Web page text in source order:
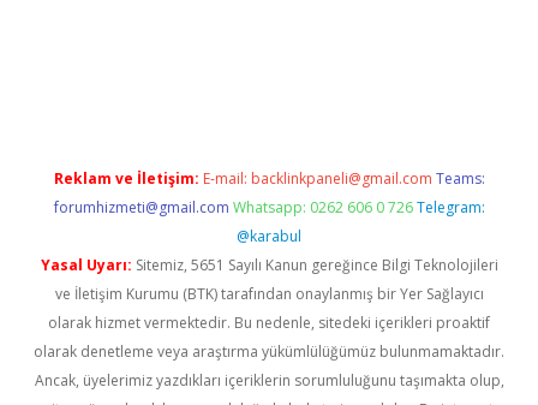
Reklam ve İletişim: E-mail: backlinkpaneli@gmail.com Teams:
forumhizmeti@gmail.com Whatsapp: 0262 606 0 726 Telegram:
@karabul
Yasal Uyarı: Sitemiz, 5651 Sayılı Kanun gereğince Bilgi Teknolojileri
ve İletişim Kurumu (BTK) tarafından onaylanmış bir Yer Sağlayıcı
olarak hizmet vermektedir. Bu nedenle, sitedeki içerikleri proaktif
olarak denetleme veya araştırma yükümlülüğümüz bulunmamaktadır.
Ancak, üyelerimiz yazdıkları içeriklerin sorumluluğunu taşımakta olup,